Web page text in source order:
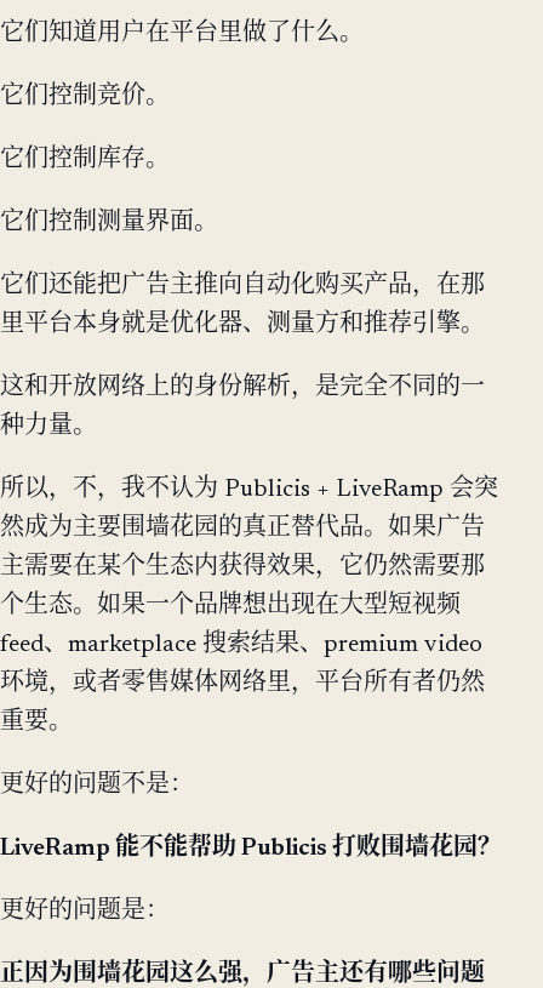
它们知道用户在平台里做了什么。
它们控制竞价。
它们控制库存。
它们控制测量界面。
它们还能把广告主推向自动化购买产品，在那
里平台本身就是优化器、测量方和推荐引擎。
这和开放网络上的身份解析，是完全不同的一
种力量。
所以，不，我不认为 Publicis + LiveRamp 会突
然成为主要围墙花园的真正替代品。如果广告
主需要在某个生态内获得效果，它仍然需要那
个生态。如果一个品牌想出现在大型短视频
feed、marketplace 搜索结果、premium video
环境，或者零售媒体网络里，平台所有者仍然
重要。
更好的问题不是：
LiveRamp 能不能帮助 Publicis 打败围墙花园？
更好的问题是：
正因为围墙花园这么强，广告主还有哪些问题